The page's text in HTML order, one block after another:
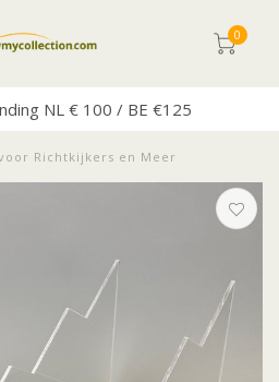
0
NL € 100 / BE €125
Richtkijkers en Meer